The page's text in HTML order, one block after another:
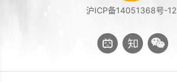
沪ICP备14051368号-12